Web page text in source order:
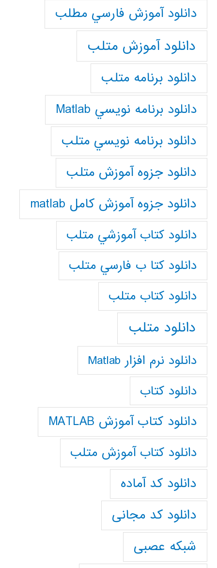
دانلود آموزش فارسي مطلب
دانلود آموزش متلب
دانلود برنامه متلب
دانلود برنامه نويسي Matlab
دانلود برنامه نويسي متلب
دانلود جزوه آموزش متلب
دانلود جزوه آموزش کامل matlab
دانلود كتاب آموزشي متلب
دانلود كتا ب فارسي متلب
دانلود كتاب متلب
دانلود متلب
دانلود نرم افزار Matlab
دانلود کتاب
دانلود کتاب آموزش MATLAB
دانلود کتاب آموزش متلب
دانلود کد آماده
دانلود کد مجانی
شبکه عصبی